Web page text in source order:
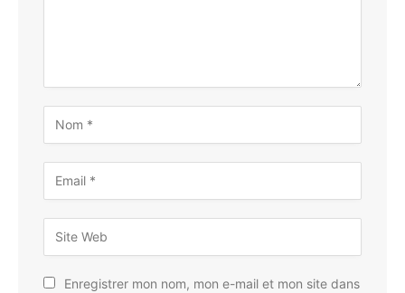
Enregistrer mon nom, mon e-mail et mon site dans